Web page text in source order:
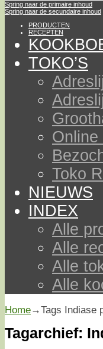
Spring naar de primaire inhoud
Spring naar de secundaire inhoud
PRODUCTEN
RECEPTEN
TOKO’S
Online
Toko
NIEUWS
INDEX
Alle
Alle
Alle
Alle
Home→Tags Indiase
Tagarchief: